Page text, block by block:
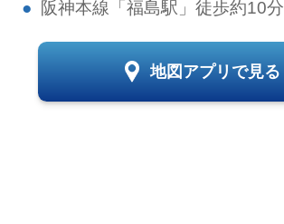
阪神本線「福島駅」徒歩約10分
地図アプリで見る